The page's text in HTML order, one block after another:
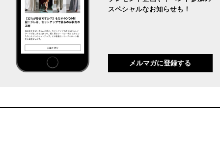
スペシャルなお知らせも！
メルマガに登録する